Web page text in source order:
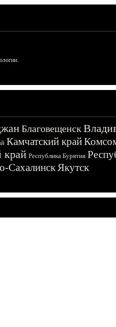
Благовещенск
Камчатский край
край Республика Бурятия
Якутск